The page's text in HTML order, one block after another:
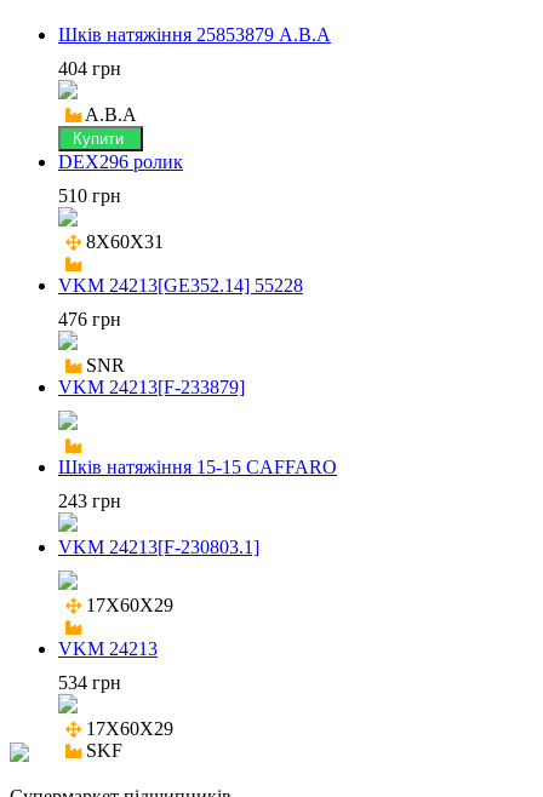
Шків натяжіння 25853879 A.B.A
404 грн
A.B.A
Купити
DEX296 ролик
510 грн
8X60X31
VKM 24213[GE352.14] 55228
476 грн
SNR
VKM 24213[F-233879]
Шків натяжіння 15-15 CAFFARO
243 грн
VKM 24213[F-230803.1]
17X60X29
VKM 24213
534 грн
17X60X29
SKF